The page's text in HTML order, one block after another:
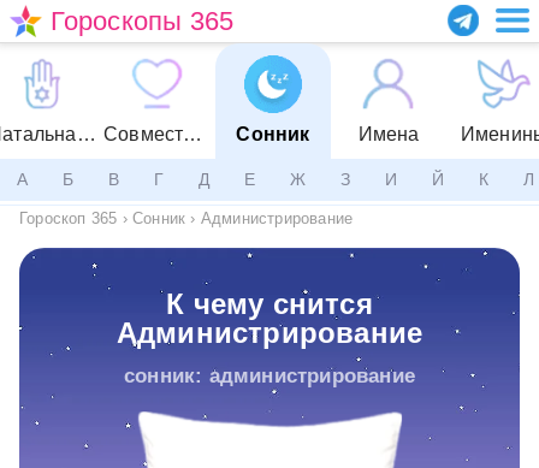
Гороскопы 365
Натальная карта Совместимость Сонник Имена
А Б В Г Д Е Ж З И Й К Л
Гороскоп 365 › Сонник › Администрирование
К чему снится
Администрирование
сонник: администрирование